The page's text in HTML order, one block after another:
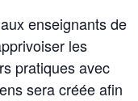
enseignants de
les
pratiques avec
sera créée afin